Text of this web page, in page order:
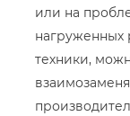
или на
нагруженных
техники,